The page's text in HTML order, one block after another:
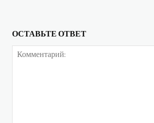
ОСТАВЬТЕ ОТВЕТ